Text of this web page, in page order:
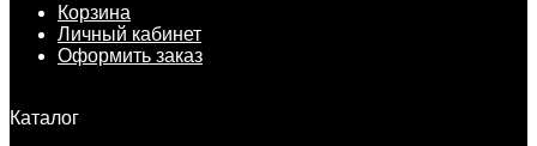
Корзина
Личный кабинет
Оформить заказ
Каталог